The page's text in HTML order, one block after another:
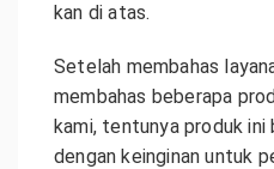
kan di atas.
Setelah membahas
membahas beberapa
kami, tentunya produk ini
dengan keinginan untuk